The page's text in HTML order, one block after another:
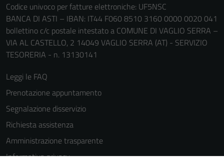
Codice univoco per fatture elettroniche: UF5NSC
BANCA DI ASTI – IBAN: IT44 F060 8510 3160 0000 0020 041
bollettino c/c postale intestato a COMUNE DI VAGLIO SERRA –
VIA AL CASTELLO, 2 14049 VAGLIO SERRA (AT) - SERVIZIO
TESORERIA - n. 13130141
Leggi le FAQ
Prenotazione appuntamento
Segnalazione disservizio
Richiesta assistenza
Amministrazione trasparente
Informativa privacy
Tecnici
Questi cookie
sono necessari
per il
personali.